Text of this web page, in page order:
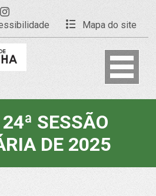
Mapa do site
SESSÃO
DE 2025